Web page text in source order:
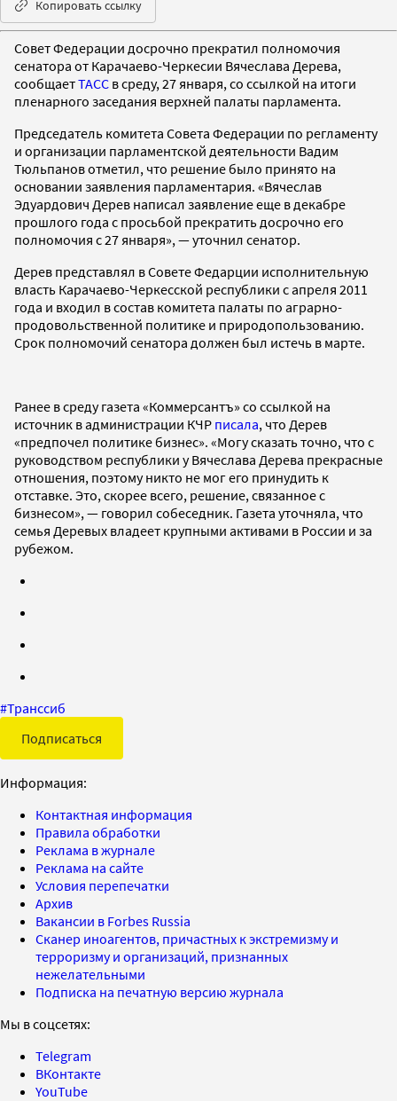
Копировать ссылку
Совет Федерации досрочно прекратил полномочия
сенатора от Карачаево-Черкесии Вячеслава Дерева,
сообщаетТАСС в среду, 27 января, со ссылкой на итоги
пленарного заседания верхней палаты парламента.
Председатель комитета Совета Федерации по регламенту
и организации парламентской деятельности Вадим
Тюльпанов отметил, что решение было принято на
основании заявления парламентария. «Вячеслав
Эдуардович Дерев написал заявление еще в декабре
прошлого года с просьбой прекратить досрочно его
полномочия с 27 января», — уточнил сенатор.
Дерев представлял в Совете Федарции исполнительную
власть Карачаево-Черкесской республики с апреля 2011
года и входил в состав комитета палаты по аграрно-
продовольственной политике и природопользованию.
Срок полномочий сенатора должен был истечь в марте.
Ранее в среду газета «Коммерсантъ» со ссылкой на
источник в администрации КЧР писала, что Дерев
«предпочел политике бизнес». «Могу сказать точно, что с
руководством республики у Вячеслава Дерева прекрасные
отношения, поэтому никто не мог его принудить к
отставке. Это, скорее всего, решение, связанное с
бизнесом», — говорил собеседник. Газета уточняла, что
семья Деревых владеет крупными активами в России и за
рубежом.
#Транссиб
Подписаться
Информация:
Контактная информация
Правила обработки
Реклама в журнале
Реклама на сайте
Условия перепечатки
Архив
Вакансии в Forbes Russia
Сканер иноагентов, причастных к экстремизму и
терроризму и организаций, признанных
нежелательными
Подписка на печатную версию журнала
Мы в соцсетях:
Telegram
ВКонтакте
YouTube